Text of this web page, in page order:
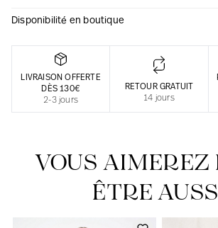
Disponibilité en boutique
LIVRAISON OFFERTE
DÈS 130€
2-3 jours
RETOUR GRATUIT
14 jours
VOUS AIMEREZ
ÊTRE